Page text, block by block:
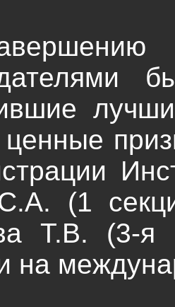
ценные
(1
Т.В. (3-я
на